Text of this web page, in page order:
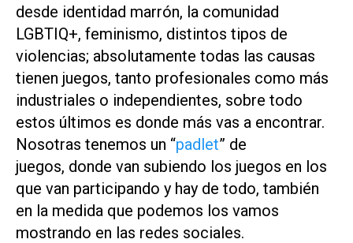
desde identidad marrón, la comunidad
LGBTIQ+, feminismo, distintos tipos de
violencias; absolutamente todas las causas
tienen juegos, tanto profesionales como más
industriales o independientes, sobre todo
estos últimos es donde más vas a encontrar.
Nosotras tenemos un “padlet” de
juegos, donde van subiendo los juegos en los
que van participando y hay de todo, también
en la medida que podemos los vamos
mostrando en las redes sociales.